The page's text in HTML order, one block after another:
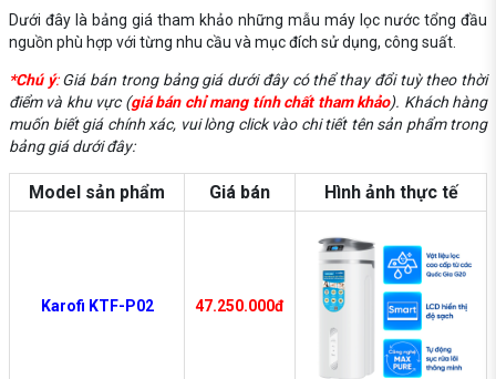
Dưới đây là bảng giá tham khảo những mẫu máy lọc nước tổng đầu
nguồn phù hợp với từng nhu cầu và mục đích sử dụng, công suất.
*Chú ý:Giá bán trong bảng giá dưới đây có thể thay đổi tuỳ theo thời
điểm và khu vực (giá bán chỉ mang tính chất tham khảo). Khách hàng
muốn biết giá chính xác, vui lòng click vào chi tiết tên sản phẩm trong
bảng giá dưới đây:
Model sản phẩm Giá bán Hình ảnh thực tế
Karofi KTF-P02 47.250.000đ